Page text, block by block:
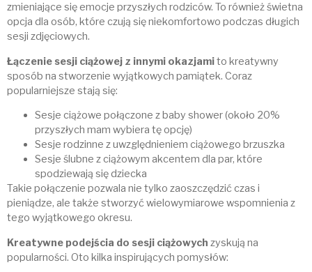
zmieniające się emocje przyszłych rodziców. To również świetna
opcja dla osób, które czują się niekomfortowo podczas długich
sesji zdjęciowych.
Łączenie sesji ciążowej z innymi okazjamito kreatywny
sposób na stworzenie wyjątkowych pamiątek. Coraz
popularniejsze stają się:
Sesje ciążowe połączone z baby shower (około 20%
przyszłych mam wybiera tę opcję)
Sesje rodzinne z uwzględnieniem ciążowego brzuszka
Sesje ślubne z ciążowym akcentem dla par, które
spodziewają się dziecka
Takie połączenie pozwala nie tylko zaoszczędzić czas i
pieniądze, ale także stworzyć wielowymiarowe wspomnienia z
tego wyjątkowego okresu.
Kreatywne podejścia do sesji ciążowych zyskują na
popularności. Oto kilka inspirujących pomysłów: